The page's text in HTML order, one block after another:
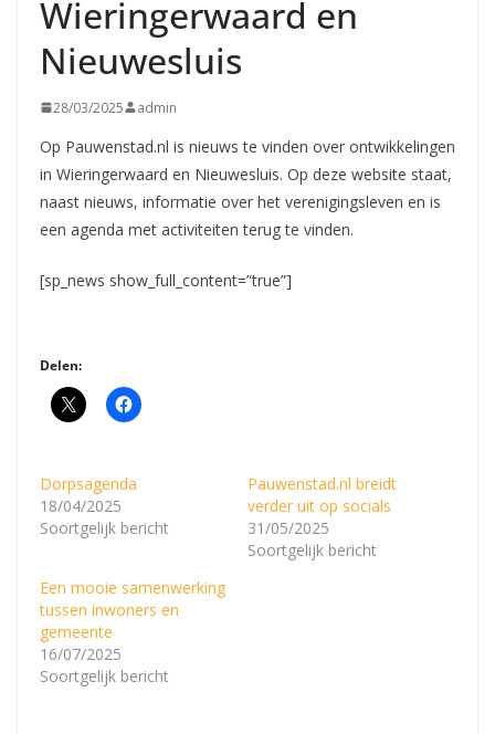
Wieringerwaard en
Nieuwesluis
28/03/2025 admin
Op Pauwenstad.nl is nieuws te vinden over ontwikkelingen
in Wieringerwaard en Nieuwesluis. Op deze website staat,
naast nieuws, informatie over het verenigingsleven en is
een agenda met activiteiten terug te vinden.
[sp_news show_full_content=”true”]
Delen:
Dorpsagenda
18/04/2025
Soortgelijk bericht
Pauwenstad.nl breidt
verder uit op socials
31/05/2025
Soortgelijk bericht
Een mooie samenwerking
tussen inwoners en
gemeente
16/07/2025
Soortgelijk bericht